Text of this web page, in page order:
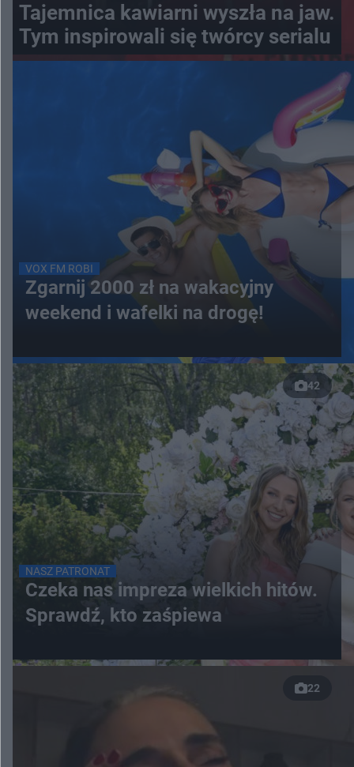
Tajemnica kawiarni wyszła na jaw.
Tym inspirowali się twórcy serialu
VOX FM ROBI
Zgarnij 2000 zł na wakacyjny
weekend i wafelki na drogę!
42
NASZ PATRONAT
Czeka nas impreza wielkich hitów.
Sprawdź, kto zaśpiewa
22